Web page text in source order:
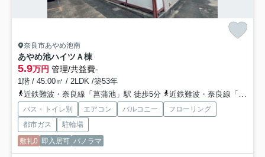
奈良市あやめ池南
あやめ池ハイツＡ棟
5.9万円 管理/共益費-
1階 / 45.00㎡ / 2LDK /築53年
近鉄難波・奈良線「菖蒲池」駅 徒歩5分
近鉄難波・奈良線「大和西大寺」駅 徒歩22分
バス・トイレ別 エアコン バルコニー
フローリング
都市ガス
駐輪場
敷礼0 即入居可 パノラマ